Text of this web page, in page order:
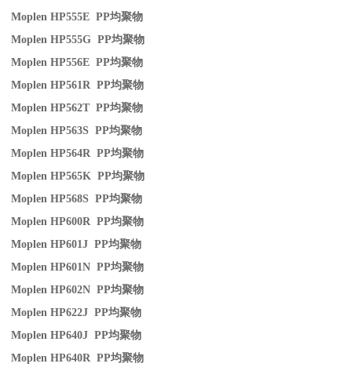
Moplen HP555E PP均聚物
Moplen HP555G PP均聚物
Moplen HP556E PP均聚物
Moplen HP561R PP均聚物
Moplen HP562T PP均聚物
Moplen HP563S PP均聚物
Moplen HP564R PP均聚物
Moplen HP565K PP均聚物
Moplen HP568S PP均聚物
Moplen HP600R PP均聚物
Moplen HP601J PP均聚物
Moplen HP601N PP均聚物
Moplen HP602N PP均聚物
Moplen HP622J PP均聚物
Moplen HP640J PP均聚物
Moplen HP640R PP均聚物